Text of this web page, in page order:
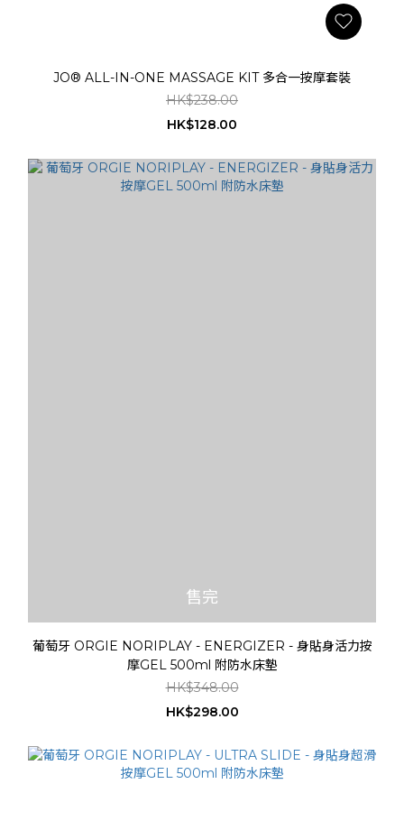
JO® ALL-IN-ONE MASSAGE KIT 多合一按摩套裝
HK$238.00
HK$128.00
售完
葡萄牙 ORGIE NORIPLAY - ENERGIZER - 身貼身活力按
摩GEL 500ml 附防水床墊
HK$348.00
HK$298.00